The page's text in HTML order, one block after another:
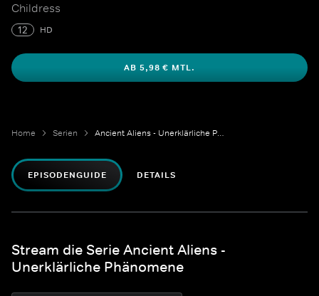
Childress
12 HD
AB 5,98 € MTL.
Home Serien Ancient Aliens - Unerklärliche Phänomene
EPISODENGUIDE DETAILS
Stream die Serie Ancient Aliens -
Unerklärliche Phänomene